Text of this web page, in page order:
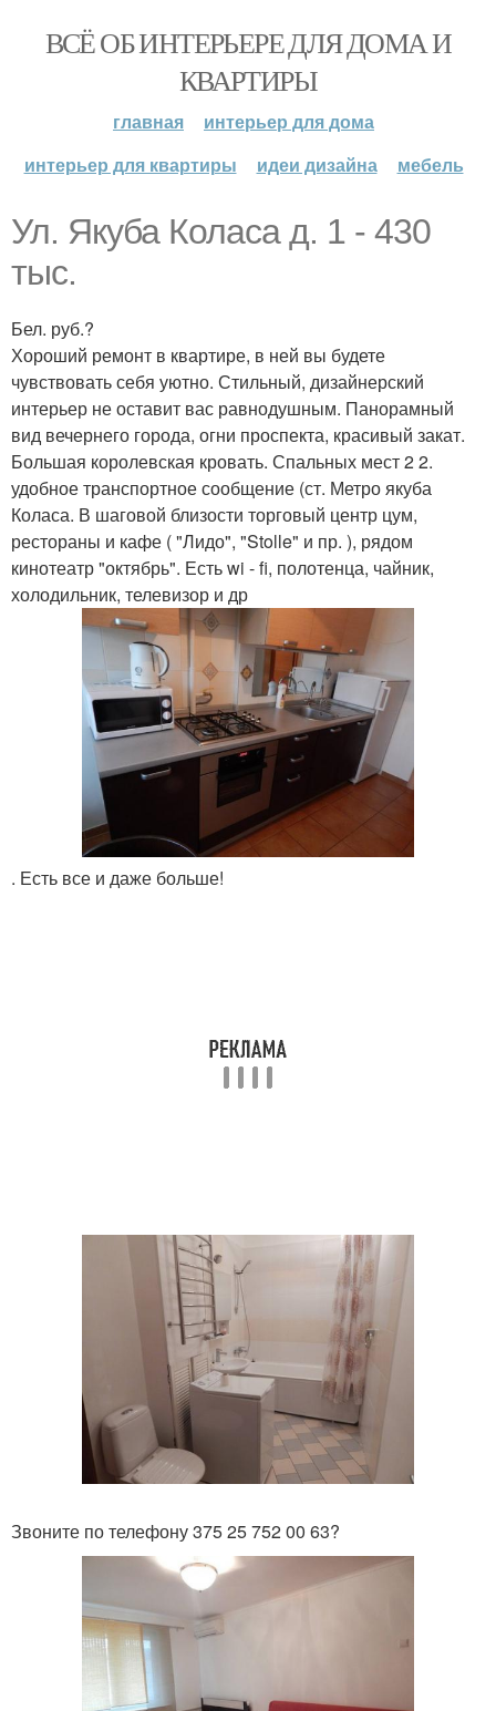
ВСЁ ОБ ИНТЕРЬЕРЕ ДЛЯ ДОМА И
КВАРТИРЫ
главная
интерьер для дома
интерьер для квартиры
идеи дизайна мебель
Ул. Якуба Коласа д. 1 - 430
тыс.
Бел. руб.?
Хороший ремонт в квартире, в ней вы будете
чувствовать себя уютно. Стильный, дизайнерский
интерьер не оставит вас равнодушным. Панорамный
вид вечернего города, огни проспекта, красивый закат.
Большая королевская кровать. Спальных мест 2 2.
удобное транспортное сообщение (ст. Метро якуба
Коласа. В шаговой близости торговый центр цум,
рестораны и кафе ( "Лидо", "Stolle" и пр. ), рядом
кинотеатр "октябрь". Есть wi - fi, полотенца, чайник,
холодильник, телевизор и др
. Есть все и даже больше!
Звоните по телефону 375 25 752 00 63?